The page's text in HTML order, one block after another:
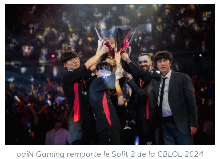
paiN Gaming remporte le Split 2 de la CBLOL 2024